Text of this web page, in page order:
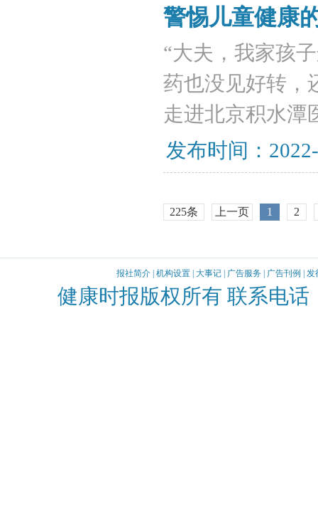
警惕儿童健康
“大夫，我家孩
药也没见好转，
走进北京积水潭
发布时间：
225条 上一页 1 2
报社简介 机构设置 大事记 广告服务 广告刊例 发
健康时报版权所有 联系电话